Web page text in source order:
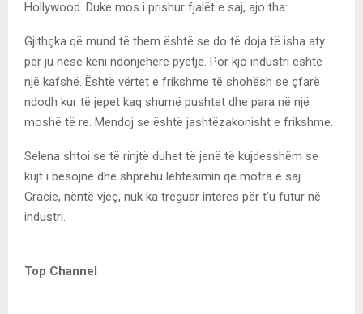
Hollywood. Duke mos i prishur fjalët e saj, ajo tha:
Gjithçka që mund të them është se do të doja të isha aty
për ju nëse keni ndonjëherë pyetje. Por kjo industri është
një kafshë. Është vërtet e frikshme të shohësh se çfarë
ndodh kur të jepet kaq shumë pushtet dhe para në një
moshë të re. Mendoj se është jashtëzakonisht e frikshme.
Selena shtoi se të rinjtë duhet të jenë të kujdesshëm se
kujt i besojnë dhe shprehu lehtësimin që motra e saj
Gracie, nëntë vjeç, nuk ka treguar interes për t’u futur në
industri.
Top Channel